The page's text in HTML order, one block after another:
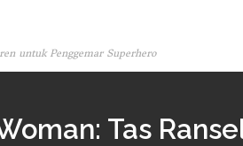
untuk Penggemar Superhero
Tas